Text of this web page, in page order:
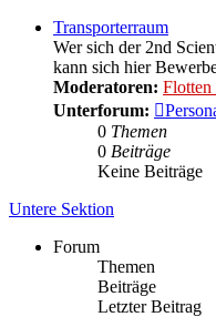
Transporterraum
Wer sich der 2nd
kann sich hier
Moderatoren:
Unterforum:
0 Themen
0 Beiträge
Keine Beiträge
Untere Sektion
Forum
Themen
Beiträge
Letzter Beitrag